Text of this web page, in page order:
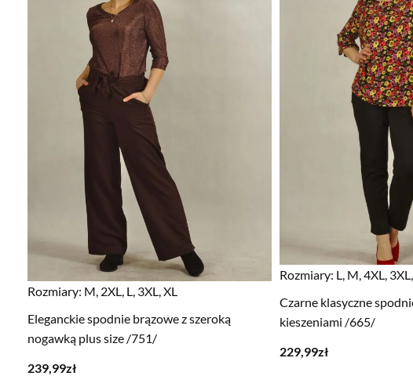
Rozmiary: M, 2XL, L, 3XL, XL
Eleganckie spodnie brązowe z szeroką
nogawką plus size /751/
239,99zł
Rozmiary: L, M, 4XL,
Czarne klasyczne
kieszeniami /665/
229,99zł